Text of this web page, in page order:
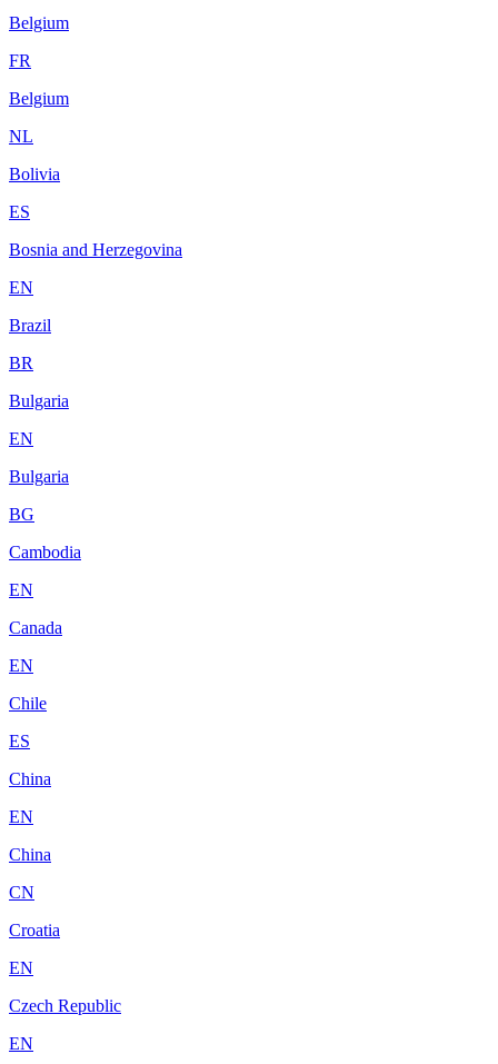
Belgium
FR
Belgium
NL
Bolivia
ES
Bosnia and Herzegovina
EN
Brazil
BR
Bulgaria
EN
Bulgaria
BG
Cambodia
EN
Canada
EN
Chile
ES
China
EN
China
CN
Croatia
EN
Czech Republic
EN